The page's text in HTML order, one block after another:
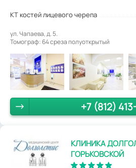
КТ костей лицевого черепа
ул. Чапаева, д. 5.
Томограф: 64 среза полуоткрытый
+7 (812)
КЛИНИКА
ГОРЬКОВСКОЙ